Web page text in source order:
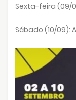
Sexta-feira (09/
Sábado (10/09):